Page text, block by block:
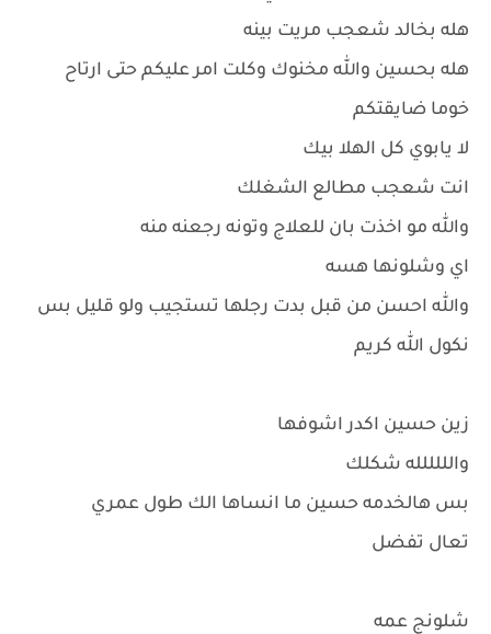
هله بخالد شعجب مريت بينه
هله بحسين والله مخنوك وكلت امر عليكم حتى ارتاح
خوما ضايقتكم
لا يابوي كل الهلا بيك
انت شعجب مطالع الشغلك
والله مو اخذت بان للعلاج وتونه رجعنه منه
اي وشلونها هسه
والله احسن من قبل بدت رجلها تستجيب ولو قليل بس
نكول الله كريم
زين حسين اكدر اشوفها
والللللله شكلك
بس هالخدمه حسين ما انساها الك طول عمري
تعال تفضل
شلونج عمه